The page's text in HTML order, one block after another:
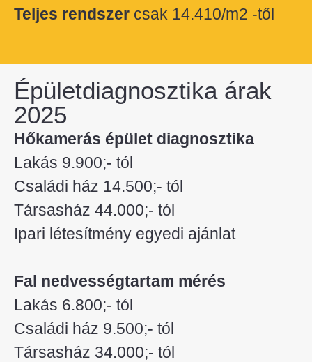
Teljes rendszer csak 14.410/m2 -től
Épületdiagnosztika árak
2025
Hőkamerás épület diagnosztika
Lakás 9.900;- tól
Családi ház 14.500;- tól
Társasház 44.000;- tól
Ipari létesítmény egyedi ajánlat
Fal nedvességtartam mérés
Lakás 6.800;- tól
Családi ház 9.500;- tól
Társasház 34.000;- tól